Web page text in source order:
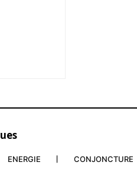
ENERGIE CONJONCTURE